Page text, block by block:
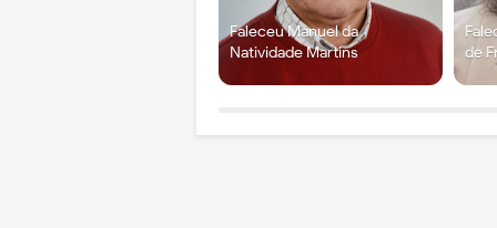
Faleceu Manuel da
Natividade Martins
de